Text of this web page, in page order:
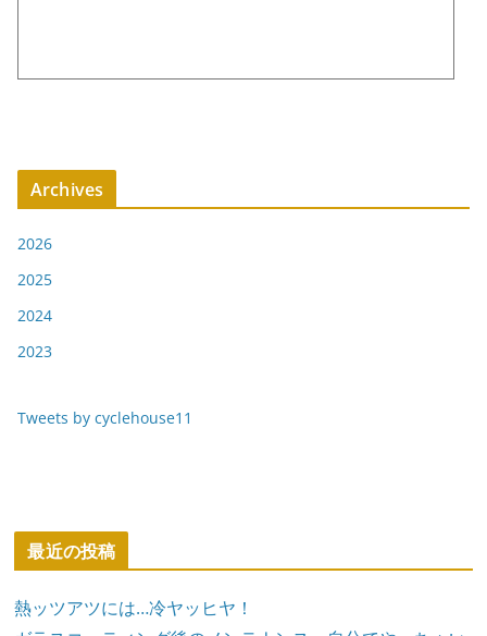
Archives
2026
2025
2024
2023
Tweets by cyclehouse11
最近の投稿
熱ッツアツには…冷ヤッヒヤ！